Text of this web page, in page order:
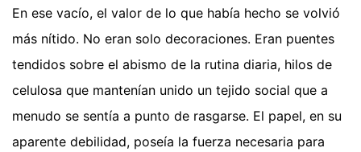
En ese vacío, el valor de lo que había hecho se volvió
más nítido. No eran solo decoraciones. Eran puentes
tendidos sobre el abismo de la rutina diaria, hilos de
celulosa que mantenían unido un tejido social que a
menudo se sentía a punto de rasgarse. El papel, en su
aparente debilidad, poseía la fuerza necesaria para